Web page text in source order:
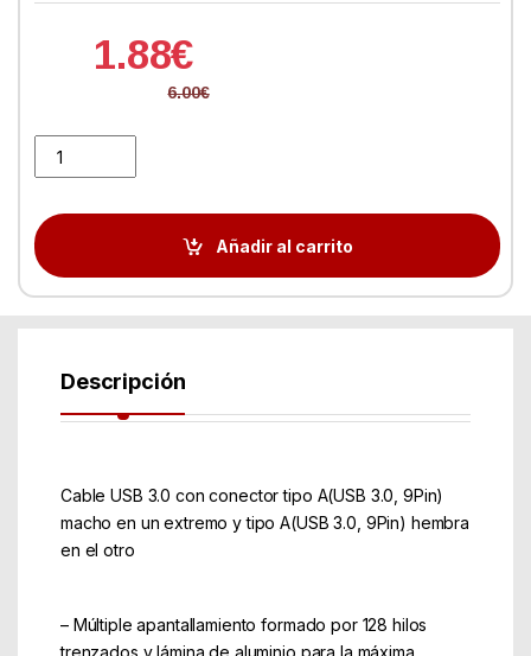
1.88€
6.00€
Añadir al carrito
Descripción
Cable USB 3.0 con conector tipo A(USB 3.0, 9Pin)
macho en un extremo y tipo A(USB 3.0, 9Pin) hembra
en el otro
– Múltiple apantallamiento formado por 128 hilos